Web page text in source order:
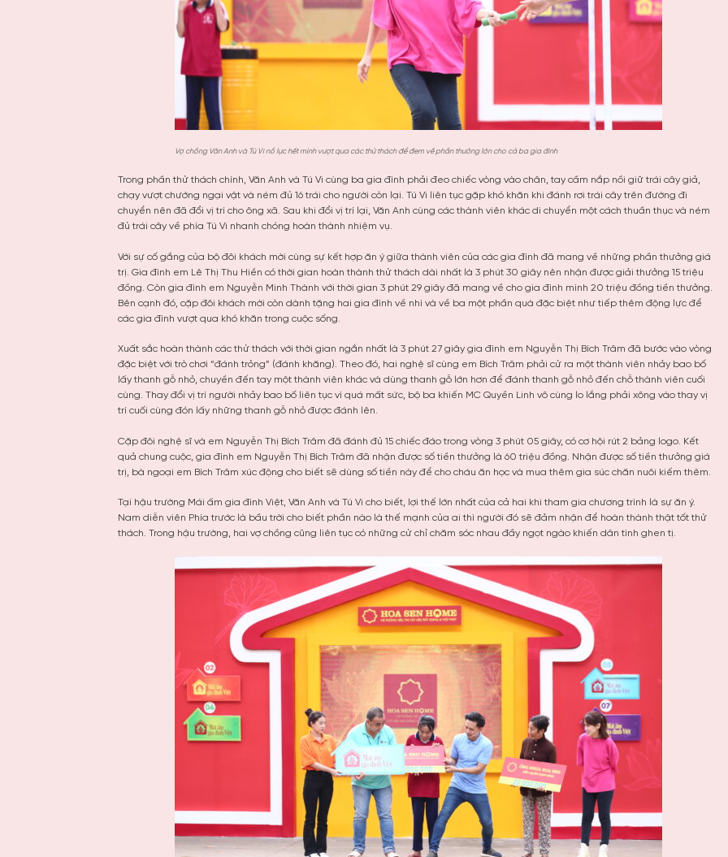
Vợ chồng Văn Anh và Tú Vi nổ lực hết mình vượt qua các thử thách để đem về phần thưởng lớn cho cả ba gia đình
Trong phần thử thách chính, Văn Anh và Tú Vi cùng ba gia đình phải đeo chiếc vòng vào chân, tay cầm nắp nồi giữ trái cây giả,
chạy vượt chướng ngại vật và ném đủ 16 trái cho người còn lại. Tú Vi liên tục gặp khó khăn khi đánh rơi trái cây trên đường đi
chuyển nên đã đổi vị trí cho ông xã. Sau khi đổi vị trí lại, Văn Anh cùng các thành viên khác di chuyển một cách thuần thục và ném
đủ trái cây về phía Tú Vi nhanh chóng hoàn thành nhiệm vụ.
Với sự cố gắng của bộ đôi khách mời cùng sự kết hợp ăn ý giữa thành viên của các gia đình đã mang về những phần thưởng giá
trị. Gia đình em Lê Thị Thu Hiền có thời gian hoàn thành thử thách dài nhất là 3 phút 30 giây nên nhận được giải thưởng 15 triệu
đồng. Còn gia đình em Nguyễn Minh Thành với thời gian 3 phút 29 giây đã mang về cho gia đình mình 20 triệu đồng tiền thưởng.
Bên cạnh đó, cặp đôi khách mời còn dành tặng hai gia đình về nhì và về ba một phần quà đặc biệt như tiếp thêm động lực để
các gia đình vượt qua khó khăn trong cuộc sống.
Xuất sắc hoàn thành các thử thách với thời gian ngắn nhất là 3 phút 27 giây gia đình em Nguyễn Thị Bích Trâm đã bước vào vòng
đặc biệt với trò chơi “đánh trỏng” (đánh khăng). Theo đó, hai nghệ sĩ cùng em Bích Trâm phải cử ra một thành viên nhảy bao bố
lấy thanh gỗ nhỏ, chuyền đến tay một thành viên khác và dùng thanh gỗ lớn hơn để đánh thanh gỗ nhỏ đến chỗ thành viên cuối
cùng. Thay đổi vị trí người nhảy bao bố liên tục vì quá mất sức, bộ ba khiến MC Quyền Linh vô cùng lo lắng phải xông vào thay vị
trí cuối cùng đón lấy những thanh gỗ nhỏ được đánh lên.
Cặp đôi nghệ sĩ và em Nguyễn Thị Bích Trâm đã đánh đủ 15 chiếc đáo trong vòng 3 phút 05 giây, có cơ hội rút 2 bảng logo. Kết
quả chung cuộc, gia đình em Nguyễn Thị Bích Trâm đã nhận được số tiền thưởng là 60 triệu đồng. Nhận được số tiền thưởng giá
trị, bà ngoại em Bích Trâm xúc động cho biết sẽ dùng số tiền này để cho cháu ăn học và mua thêm gia súc chăn nuôi kiếm thêm.
Tại hậu trường Mái ấm gia đình Việt, Văn Anh và Tú Vi cho biết, lợi thế lớn nhất của cả hai khi tham gia chương trình là sự ăn ý.
Nam diễn viên Phía trước là bầu trời cho biết phần nào là thế mạnh của ai thì người đó sẽ đảm nhận để hoàn thành thật tốt thử
thách. Trong hậu trường, hai vợ chồng cũng liên tục có những cử chỉ chăm sóc nhau đầy ngọt ngào khiến dân tình ghen tị.